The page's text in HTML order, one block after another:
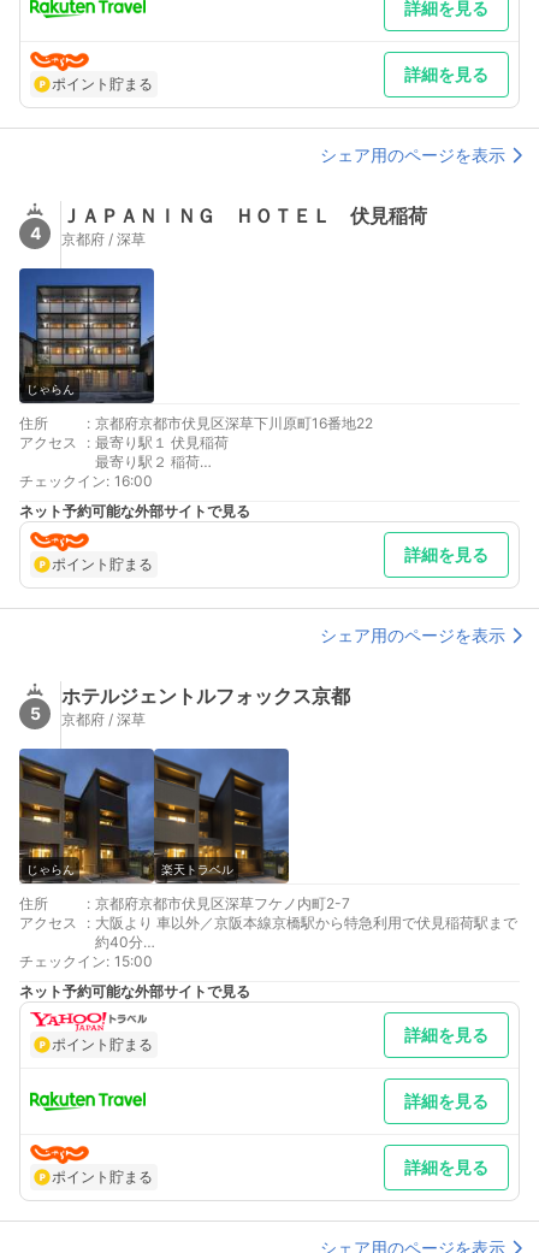
詳細を見る
ポイント貯まる 詳細を見る
シェア用のページを表示
4
ＪＡＰＡＮＩＮＧ ＨＯＴＥＬ 伏見稲荷
京都府 / 深草
じゃらん
住所 : 京都府京都市伏見区深草下川原町16番地22
アクセス
: 最寄り駅１ 伏見稲荷
最寄り駅２ 稲荷
補足 車／近隣にコインパーキングあり（有料）
チェックイン: 16:00
ネット予約可能な外部サイトで見る
ポイント貯まる 詳細を見る
シェア用のページを表示
5
ホテルジェントルフォックス京都
京都府 / 深草
じゃらん 楽天トラベル
住所 : 京都府京都市伏見区深草フケノ内町2-7
アクセス
: 大阪より 車以外／京阪本線京橋駅から特急利用で伏見稲荷駅まで
約40分
最寄り駅１ 稲荷
最寄り駅２ 伏見稲荷
最寄り駅３ 京都
補足 車／駐車場2台。要予約。
チェックイン: 15:00
ネット予約可能な外部サイトで見る
ポイント貯まる 詳細を見る
詳細を見る
ポイント貯まる 詳細を見る
シェア用のページを表示